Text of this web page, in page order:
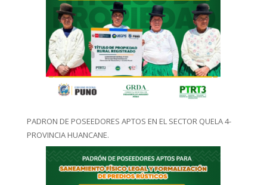
PADRON DE POSEEDORES APTOS EN EL SECTOR QUELA 4-
PROVINCIA HUANCANE.